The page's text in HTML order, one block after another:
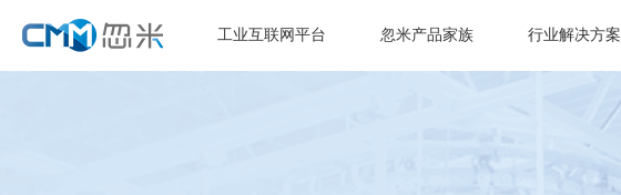
工业互联网平台 忽米产品家族 行业解决方案